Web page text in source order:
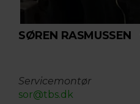
SØREN RASMUSSEN
Servicemontør
sor@tbs.dk